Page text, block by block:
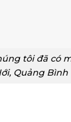
tôi đã có
Quảng Bình